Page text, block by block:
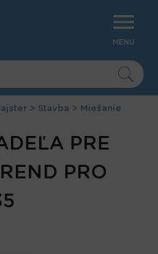
MENU
> Stavba > Miešanie
PRE
PRO